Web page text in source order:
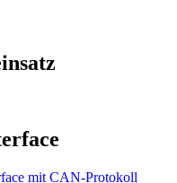
mit CAN-Protokoll